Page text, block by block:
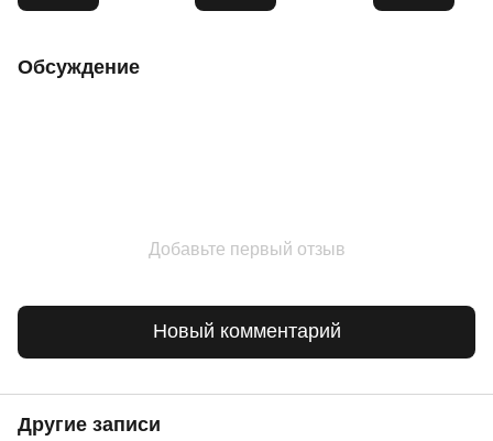
Обсуждение
Добавьте первый отзыв
Новый комментарий
Другие записи